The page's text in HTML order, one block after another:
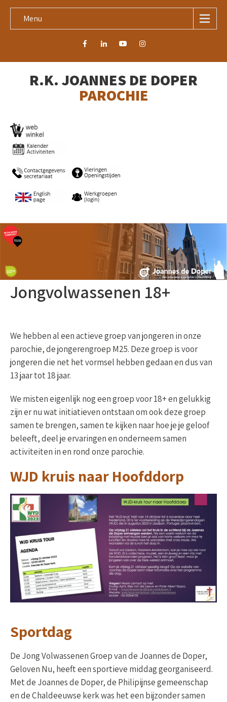
Menu
R.K. JOANNES DE DOPER
PAROCHIE
Jongvolwassenen 18+
We hebben al een actieve groep van jongeren in onze
parochie, de jongerengroep M25. Deze groep is voor
jongeren die net het vormsel hebben gedaan en dus van
13 jaar tot 18 jaar.
We misten eigenlijk nog een groep voor 18+ en gelukkig
zijn er nu wat initiatieven ontstaan om ook deze groep
samen te brengen, samen te kijken naar hoe je je geloof
beleeft, deel je ervaringen en onderneem samen
activiteiten in en rond onze parochie.
WJD kruis naar Hoofddorp
Sportdag
De Jong Volwassenen Groep van de Joannes de Doper,
Geloven Nu, heeft een sportieve middag georganiseerd.
Met de Joannes de Doper, de Philipijnse gemeenschap
en de Chaldeeuwse kerk was het een bijzonder samen